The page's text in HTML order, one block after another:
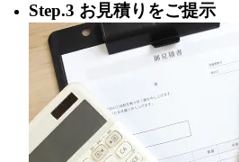
Step.3 お見積りをご提示